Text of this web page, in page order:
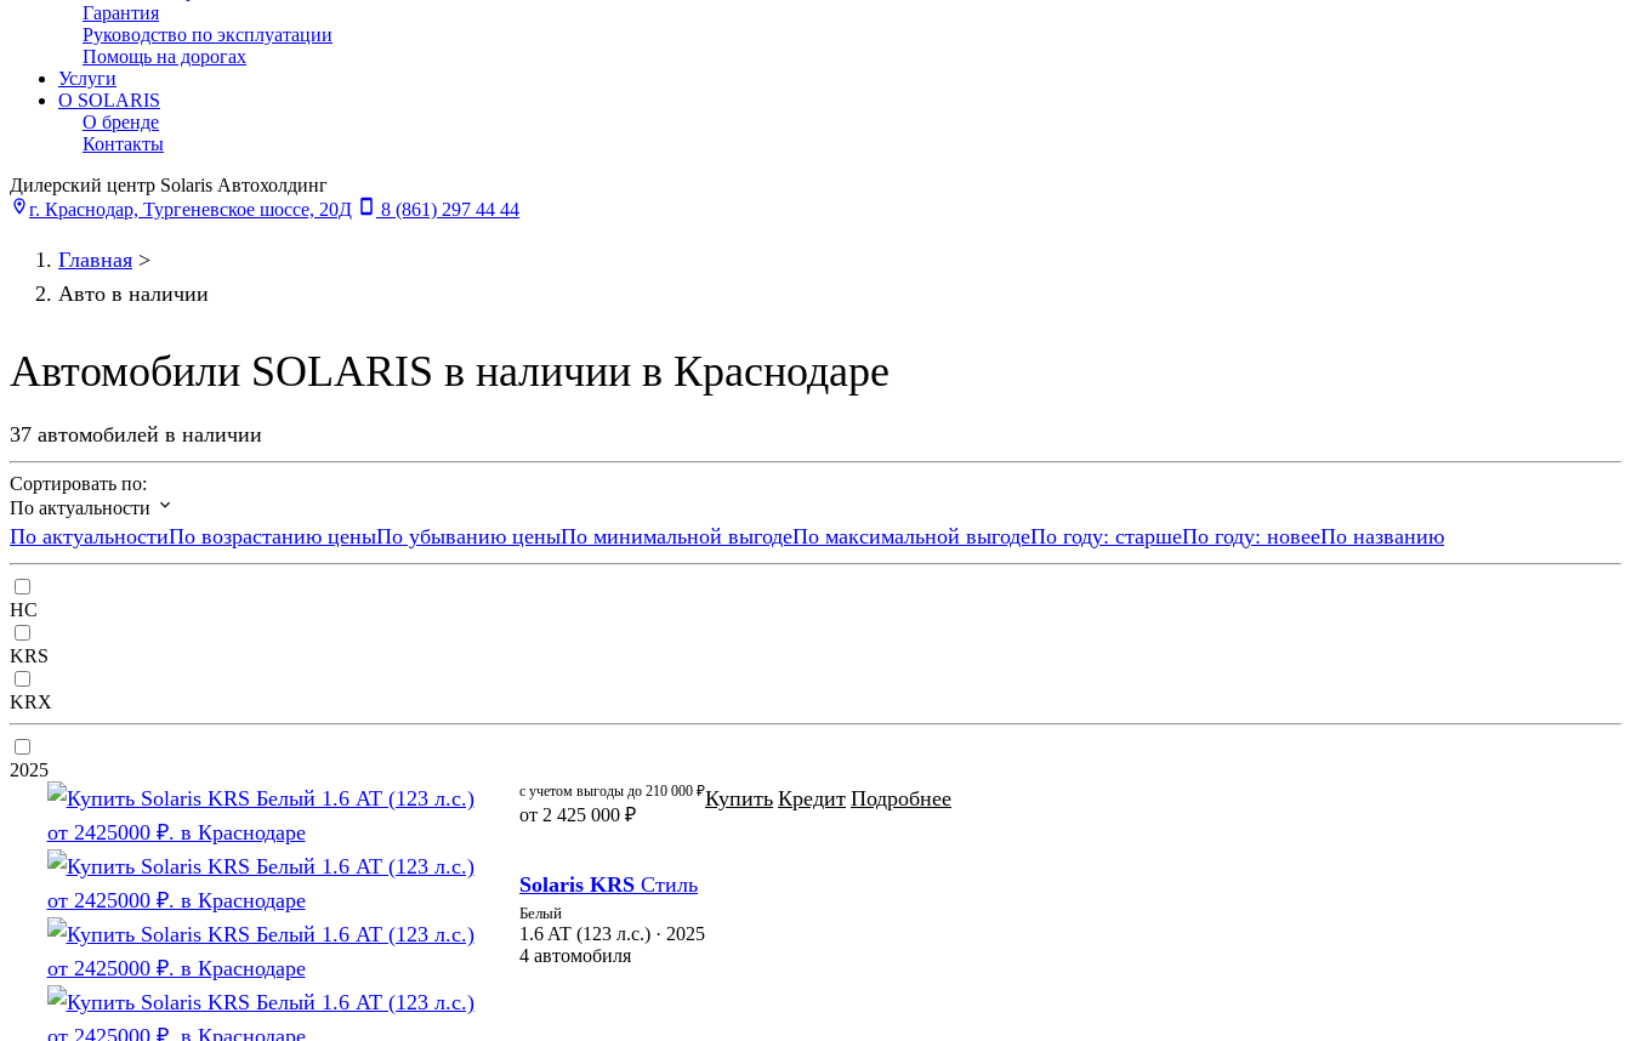
Гарантия
Руководство по эксплуатации
Помощь на дорогах
Услуги
О SOLARIS
О бренде
Контакты
Дилерский центр Solaris Автохолдинг
г. Краснодар, Тургеневское шоссе, 20Д
8 (861) 297 44 44
Главная >
Авто в наличии
Автомобили SOLARIS в наличии в Краснодаре
37 автомобилей в наличии
Сортировать по:
По актуальности
По актуальностиПо возрастанию ценыПо убыванию ценыПо минимальной выгодеПо максимальной выгодеПо году: старшеПо году: новееПо названию
HC
KRS
KRX
2025
с учетом выгоды до 210 000 ₽
от 2 425 000 ₽
Solaris KRS Стиль
Белый
1.6 AT (123 л.с.) · 2025
4 автомобиля
Купить Кредит Подробнее